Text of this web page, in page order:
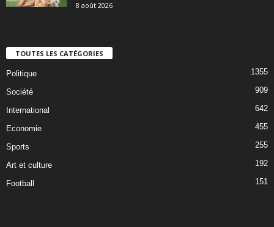
8 août 2026
TOUTES LES CATÉGORIES
Politique 1355
Société 909
International 642
Economie 455
Sports 255
Art et culture 192
Football 151